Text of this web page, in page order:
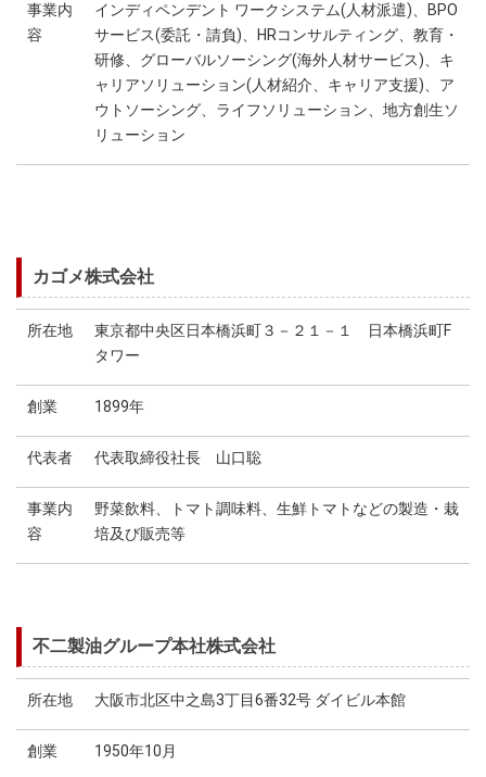
事業内
容
インディペンデント ワークシステム(人材派遣)、BPO
サービス(委託・請負)、HRコンサルティング、教育・
研修、グローバルソーシング(海外人材サービス)、キ
ャリアソリューション(人材紹介、キャリア支援)、ア
ウトソーシング、ライフソリューション、地方創生ソ
リューション
カゴメ株式会社
所在地
東京都中央区日本橋浜町３－２１－１ 日本橋浜町F
タワー
創業 1899年
代表者 代表取締役社長 山口聡
事業内
容
野菜飲料、トマト調味料、生鮮トマトなどの製造・栽
培及び販売等
不二製油グループ本社株式会社
所在地 大阪市北区中之島3丁目6番32号 ダイビル本館
創業 1950年10月